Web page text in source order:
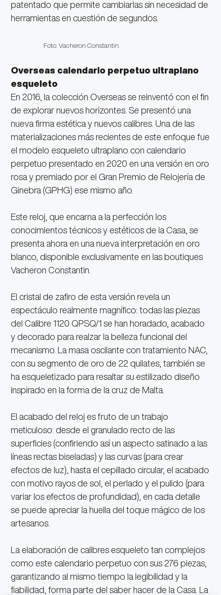
patentado que permite cambiarlas sin necesidad de
herramientas en cuestión de segundos.
Foto: Vacheron Constantin.
Overseas calendario perpetuo ultraplano
esqueleto
En 2016, la colección Overseas se reinventó con el fin
de explorar nuevos horizontes. Se presentó una
nueva firma estética y nuevos calibres. Una de las
materializaciones más recientes de este enfoque fue
el modelo esqueleto ultraplano con calendario
perpetuo presentado en 2020 en una versión en oro
rosa y premiado por el Gran Premio de Relojería de
Ginebra (GPHG) ese mismo año.
Este reloj, que encarna a la perfección los
conocimientos técnicos y estéticos de la Casa, se
presenta ahora en una nueva interpretación en oro
blanco, disponible exclusivamente en las boutiques
Vacheron Constantin.
El cristal de zafiro de esta versión revela un
espectáculo realmente magnífico: todas las piezas
del Calibre 1120 QPSQ/1 se han horadado, acabado
y decorado para realzar la belleza funcional del
mecanismo. La masa oscilante con tratamiento NAC,
con su segmento de oro de 22 quilates, también se
ha esqueletizado para resaltar su estilizado diseño
inspirado en la forma de la cruz de Malta.
El acabado del reloj es fruto de un trabajo
meticuloso: desde el granulado recto de las
superficies (confiriendo así un aspecto satinado a las
líneas rectas biseladas) y las curvas (para crear
efectos de luz), hasta el cepillado circular, el acabado
con motivo rayos de sol, el perlado y el pulido (para
variar los efectos de profundidad), en cada detalle
se puede apreciar la huella del toque mágico de los
artesanos.
La elaboración de calibres esqueleto tan complejos
como este calendario perpetuo con sus 276 piezas,
garantizando al mismo tiempo la legibilidad y la
fiabilidad, forma parte del saber hacer de la Casa. La